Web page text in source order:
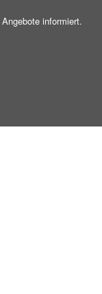
Angebote informiert.